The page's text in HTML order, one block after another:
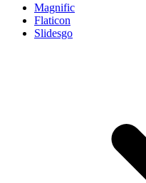
Magnific
Flaticon
Slidesgo